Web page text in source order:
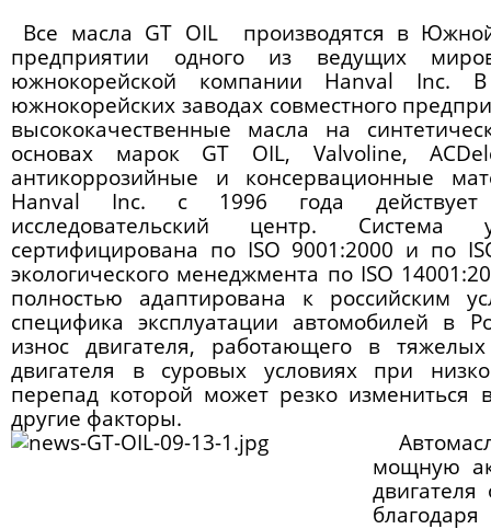
Все масла GT OILпроизводятся в
предприятии одного из ведущих
южнокорейской компании Hanval Inc.
южнокорейских заводах совместного
высококачественные масла на
основах марок GT OIL, Valvoline,
антикоррозийные и консервационные
Hanval Inc. с 1996 года действует
исследовательский центр. Система
сертифицирована по ISO 9001:2000 и по
экологического менеджмента по ISO
полностью адаптирована к российским
специфика эксплуатации автомобилей в
износ двигателя, работающего в тяжелых
двигателя в суровых условиях при
перепад которой может резко измениться
другие факторы.
мощную